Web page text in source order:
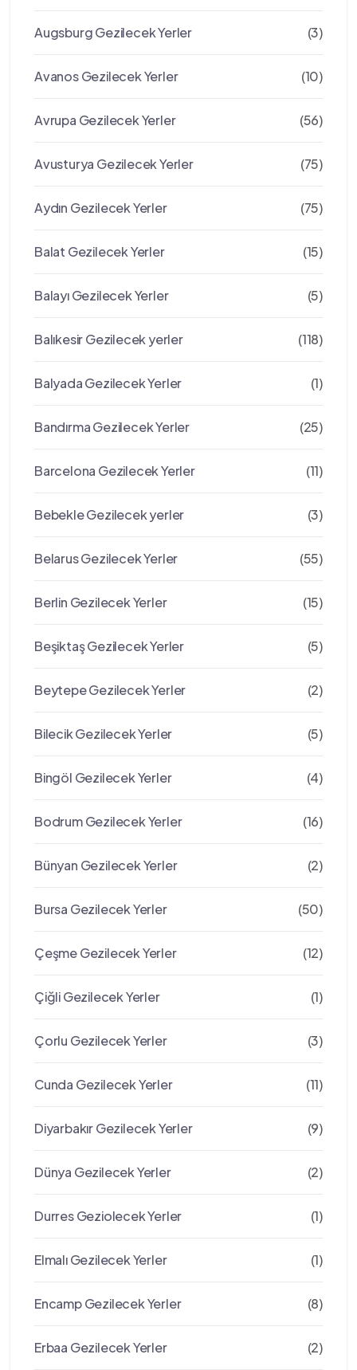
Augsburg Gezilecek Yerler (3)
Avanos Gezilecek Yerler (10)
Avrupa Gezilecek Yerler (56)
Avusturya Gezilecek Yerler (75)
Aydın Gezilecek Yerler (75)
Balat Gezilecek Yerler (15)
Balayı Gezilecek Yerler (5)
Balıkesir Gezilecek yerler (118)
Balyada Gezilecek Yerler (1)
Bandırma Gezilecek Yerler (25)
Barcelona Gezilecek Yerler (11)
Bebekle Gezilecek yerler (3)
Belarus Gezilecek Yerler (55)
Berlin Gezilecek Yerler (15)
Beşiktaş Gezilecek Yerler (5)
Beytepe Gezilecek Yerler (2)
Bilecik Gezilecek Yerler (5)
Bingöl Gezilecek Yerler (4)
Bodrum Gezilecek Yerler (16)
Bünyan Gezilecek Yerler (2)
Bursa Gezilecek Yerler (50)
Çeşme Gezilecek Yerler (12)
Çiğli Gezilecek Yerler (1)
Çorlu Gezilecek Yerler (3)
Cunda Gezilecek Yerler (11)
Diyarbakır Gezilecek Yerler (9)
Dünya Gezilecek Yerler (2)
Durres Geziolecek Yerler (1)
Elmalı Gezilecek Yerler (1)
Encamp Gezilecek Yerler (8)
Erbaa Gezilecek Yerler (2)